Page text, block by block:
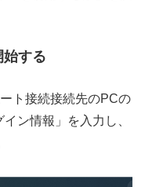
始する
ト接続接続先のPCの
ン情報」を入力し、